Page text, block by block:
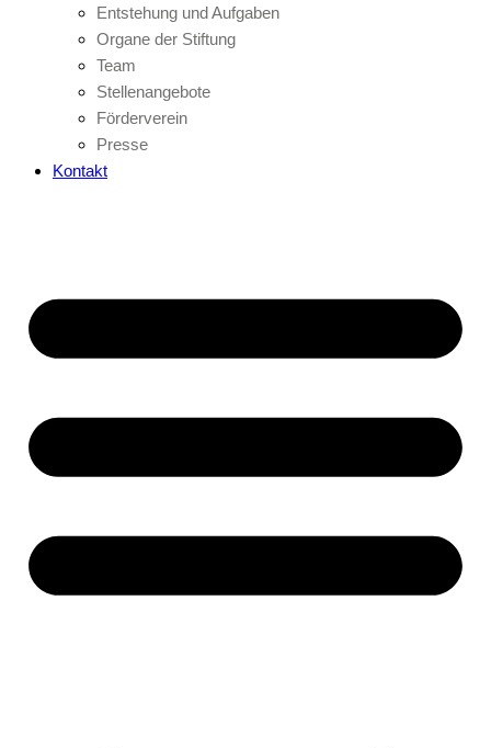
Entstehung und Aufgaben
Organe der Stiftung
Team
Stellenangebote
Förderverein
Presse
Kontakt